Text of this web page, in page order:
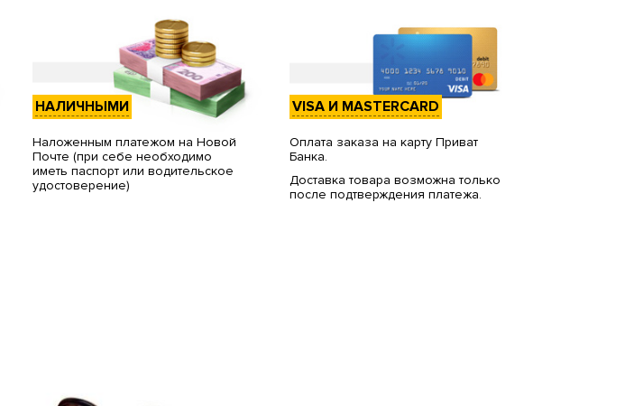
НАЛИЧНЫМИ
Наложенным платежом на Новой
Почте (при себе необходимо
иметь паспорт или водительское
удостоверение)
VISA И MASTERCARD
Оплата заказа на карту Приват
Банка.
Доставка товара возможна только
после подтверждения платежа.